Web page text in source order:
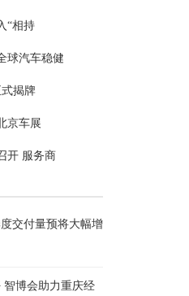
“相持
球汽车稳健
揭牌
京车展
开 服务商
交付量预将大幅增
智博会助力重庆经